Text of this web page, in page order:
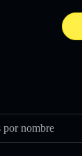
por nombre